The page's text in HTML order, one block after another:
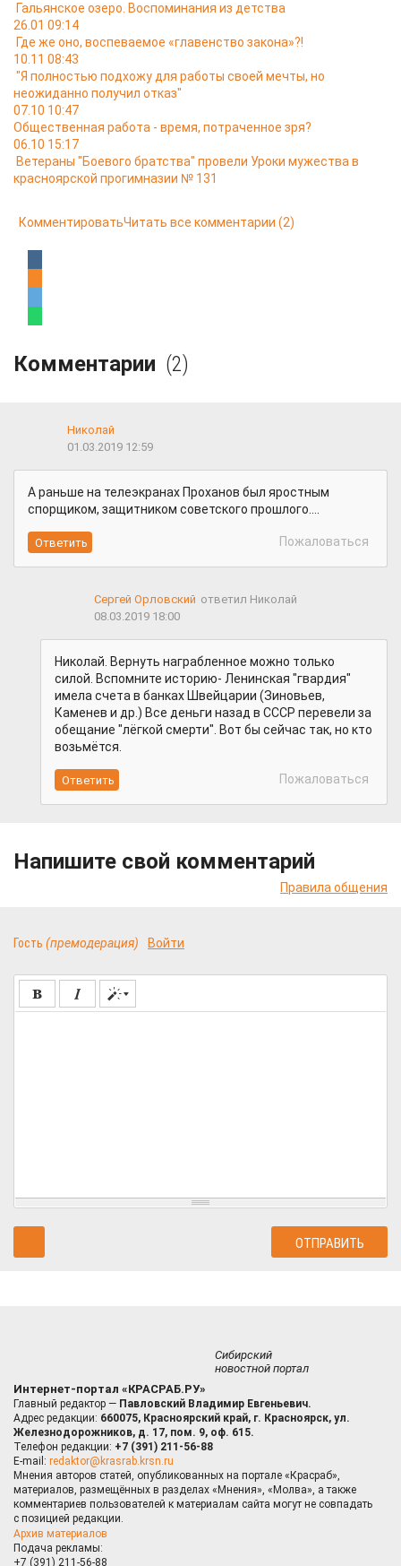
Гальянское озеро. Воспоминания из детства
26.01 09:14
Где же оно, воспеваемое «главенство закона»?!
10.11 08:43
"Я полностью подхожу для работы своей мечты, но
неожиданно получил отказ"
07.10 10:47
Общественная работа - время, потраченное зря?
06.10 15:17
Ветераны "Боевого братства" провели Уроки мужества в
красноярской прогимназии № 131
КомментироватьЧитать все комментарии (2)
Комментарии (2)
Николай
01.03.2019 12:59
А раньше на телеэкранах Проханов был яростным
спорщиком, защитником советского прошлого....
Пожаловаться
Сергей Орловский ответил Николай
08.03.2019 18:00
Николай. Вернуть награбленное можно только
силой. Вспомните историю- Ленинская "гвардия"
имела счета в банках Швейцарии (Зиновьев,
Каменев и др.) Все деньги назад в СССР перевели за
обещание "лёгкой смерти". Вот бы сейчас так, но кто
возьмётся.
Пожаловаться
Напишите свой комментарий
Правила общения
Гость (премодерация) Войти
Сибирский
новостной портал
Интернет-портал «КРАСРАБ.РУ»
Главный редактор — Павловский Владимир Евгеньевич.
Адрес редакции: 660075, Красноярский край, г. Красноярск, ул.
Железнодорожников, д. 17, пом. 9, оф. 615.
Телефон редакции: +7 (391) 211-56-88
E-mail: redaktor@krasrab.krsn.ru
Мнения авторов статей, опубликованных на портале «Красраб»,
материалов, размещённых в разделах «Мнения», «Молва», а также
комментариев пользователей к материалам сайта могут не совпадать
с позицией редакции.
Архив материалов
Подача рекламы:
+7 (391) 211-56-88